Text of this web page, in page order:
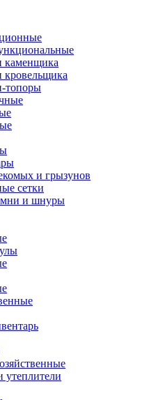
каменщика
топоры
и грызунов
сетки
и шнуры
утеплители